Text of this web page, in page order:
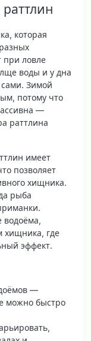
, которая
при ловле
воды и у дна
сами. Зимой
потому что
—
раттлина
имеет
позволяет
хищника.
рыба
водоёма,
хищника, где
эффект.
—
можно быстро